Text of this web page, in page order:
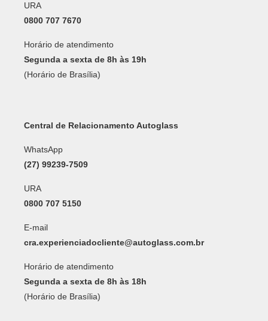
URA
0800 707 7670
Horário de atendimento
Segunda a sexta de 8h às 19h
(Horário de Brasília)
Central de Relacionamento Autoglass
WhatsApp
(27) 99239-7509
URA
0800 707 5150
E-mail
cra.experienciadocliente@autoglass.com.br
Horário de atendimento
Segunda a sexta de 8h às 18h
(Horário de Brasília)